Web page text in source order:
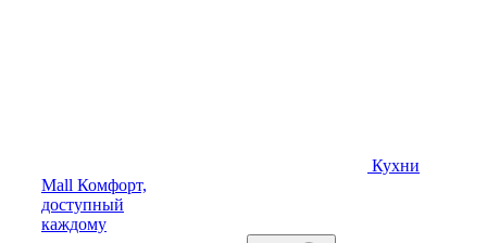
Кухни
Mall Комфорт,
доступный
каждому